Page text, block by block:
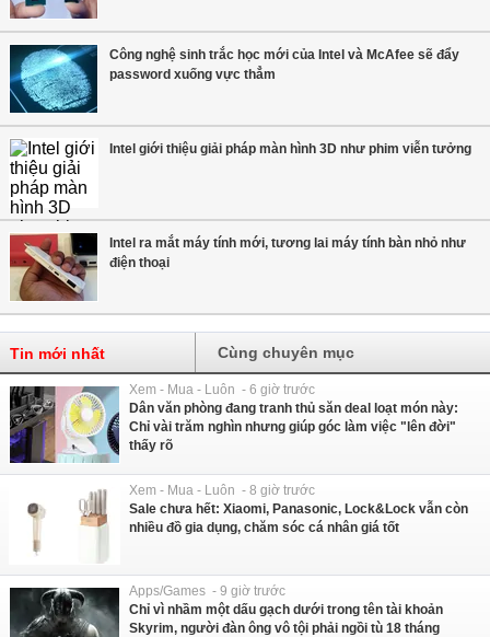
Công nghệ sinh trắc học mới của Intel và McAfee sẽ đẩy
password xuống vực thẳm
Intel giới thiệu giải pháp màn hình 3D như phim viễn tưởng
Intel ra mắt máy tính mới, tương lai máy tính bàn nhỏ như
điện thoại
Tin mới nhất Cùng chuyên mục
Xem - Mua - Luôn - 6 giờ trước
Dân văn phòng đang tranh thủ săn deal loạt món này:
Chỉ vài trăm nghìn nhưng giúp góc làm việc "lên đời"
thấy rõ
Xem - Mua - Luôn - 8 giờ trước
Sale chưa hết: Xiaomi, Panasonic, Lock&Lock vẫn còn
nhiều đồ gia dụng, chăm sóc cá nhân giá tốt
Apps/Games - 9 giờ trước
Chỉ vì nhầm một dấu gạch dưới trong tên tài khoản
Skyrim, người đàn ông vô tội phải ngồi tù 18 tháng